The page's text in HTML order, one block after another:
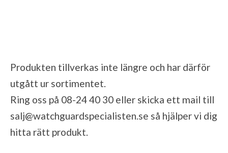
Produkten tillverkas inte längre och har därför
utgått ur sortimentet.
Ring oss på 08-24 40 30 eller skicka ett mail till
salj@watchguardspecialisten.se så hjälper vi dig
hitta rätt produkt.